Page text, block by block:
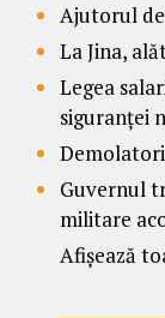
Ajutorul
La Jina,
Legea
siguranței
Guvernul
militare
Afișează